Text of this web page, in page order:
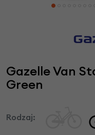
Gazelle Van
Green
Rodzaj: